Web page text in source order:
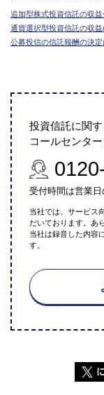
追加型株式投資信託の収
通貨選択型投資信託の収
公募投信の信託報酬の決
投資信託に関
コールセンタ
受付時間は営業
当社では、サービス
だいております。あ
当社は録音した内容
す。